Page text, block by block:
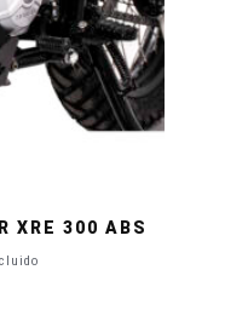
XRE 300 ABS